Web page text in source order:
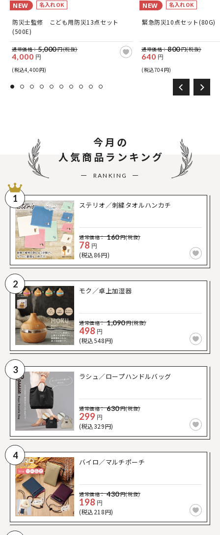
NEW 名入れOK
防災士監修 こども用防災13点セット
(500E)
通常価格：5,000円(税抜)
4,000 円
(税込4,400円)
NEW 名入れOK
緊急防災10点セット(80G)
通常価格：800円(税抜)
640 円
(税込704円)
今月の
人気商品ランキング
RANKING
1
ステリオ／刺繍タオルハンカチ
通常価格： 160円(税抜)
78 円
(税込86円)
2
モク／卓上加湿器
通常価格： 1,090円(税抜)
498 円
(税込548円)
3
ラシュ／ロープハンドルバッグ
通常価格： 630円(税抜)
299 円
(税込329円)
4
バイロ／マルチポーチ
通常価格： 430円(税抜)
198 円
(税込218円)